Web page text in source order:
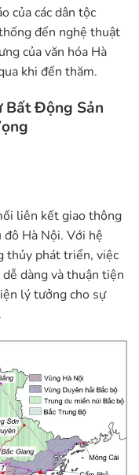
của các dân tộc
đến nghệ thuật
của văn hóa Hà
khi đến thăm.
Bất Động Sản
liên kết giao thông
Hà Nội. Với hệ
thủy phát triển, việc
dàng và thuận tiện
lý tưởng cho sự